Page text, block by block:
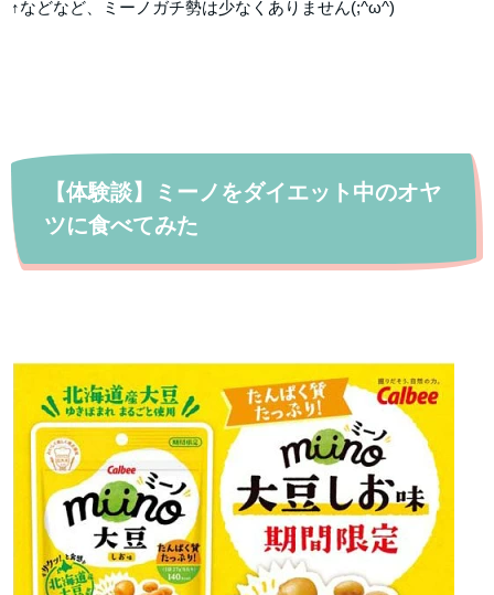
↑などなど、ミーノガチ勢は少なくありません(;^ω^)
【体験談】ミーノをダイエット中のオヤ
ツに食べてみた